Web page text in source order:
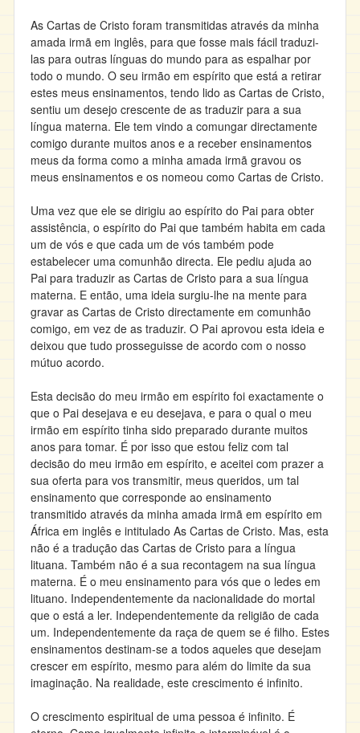
As Cartas de Cristo foram transmitidas através da minha
amada irmã em inglês, para que fosse mais fácil traduzi-
las para outras línguas do mundo para as espalhar por
todo o mundo. O seu irmão em espírito que está a retirar
estes meus ensinamentos, tendo lido as Cartas de Cristo,
sentiu um desejo crescente de as traduzir para a sua
língua materna. Ele tem vindo a comungar directamente
comigo durante muitos anos e a receber ensinamentos
meus da forma como a minha amada irmã gravou os
meus ensinamentos e os nomeou como Cartas de Cristo.
Uma vez que ele se dirigiu ao espírito do Pai para obter
assistência, o espírito do Pai que também habita em cada
um de vós e que cada um de vós também pode
estabelecer uma comunhão directa. Ele pediu ajuda ao
Pai para traduzir as Cartas de Cristo para a sua língua
materna. E então, uma ideia surgiu-lhe na mente para
gravar as Cartas de Cristo directamente em comunhão
comigo, em vez de as traduzir. O Pai aprovou esta ideia e
deixou que tudo prosseguisse de acordo com o nosso
mútuo acordo.
Esta decisão do meu irmão em espírito foi exactamente o
que o Pai desejava e eu desejava, e para o qual o meu
irmão em espírito tinha sido preparado durante muitos
anos para tomar. É por isso que estou feliz com tal
decisão do meu irmão em espírito, e aceitei com prazer a
sua oferta para vos transmitir, meus queridos, um tal
ensinamento que corresponde ao ensinamento
transmitido através da minha amada irmã em espírito em
África em inglês e intitulado As Cartas de Cristo. Mas, esta
não é a tradução das Cartas de Cristo para a língua
lituana. Também não é a sua recontagem na sua língua
materna. É o meu ensinamento para vós que o ledes em
lituano. Independentemente da nacionalidade do mortal
que o está a ler. Independentemente da religião de cada
um. Independentemente da raça de quem se é filho. Estes
ensinamentos destinam-se a todos aqueles que desejam
crescer em espírito, mesmo para além do limite da sua
imaginação. Na realidade, este crescimento é infinito.
O crescimento espiritual de uma pessoa é infinito. É